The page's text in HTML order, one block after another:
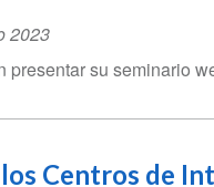
2023
presentar su seminario
Centros de